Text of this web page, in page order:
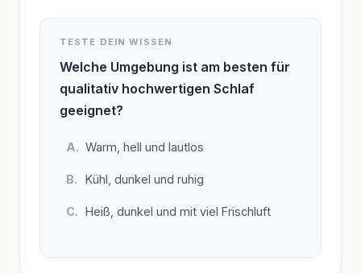
TESTE DEIN WISSEN
Welche Umgebung ist am besten für
qualitativ hochwertigen Schlaf
geeignet?
Warm, hell und lautlos
Kühl, dunkel und ruhig
Heiß, dunkel und mit viel Frischluft